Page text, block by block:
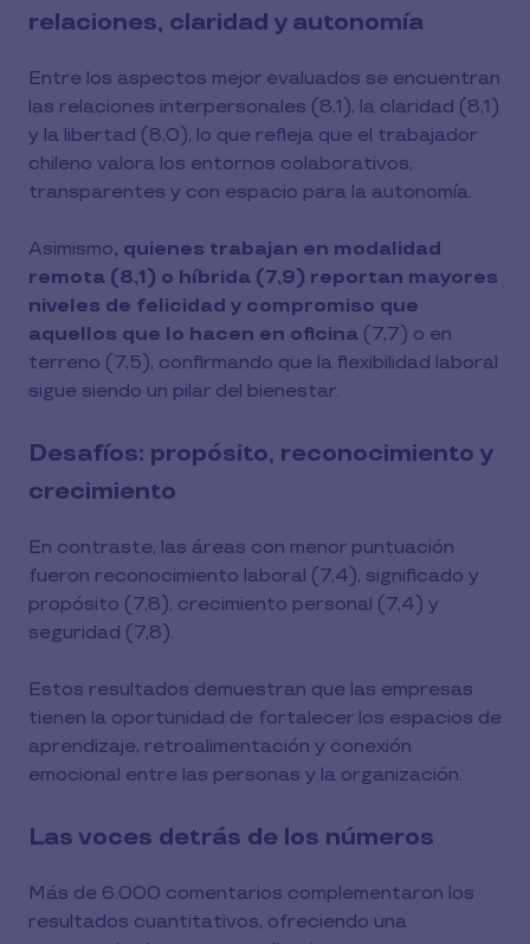
relaciones, claridad y autonomía
Entre los aspectos mejor evaluados se encuentran
las relaciones interpersonales (8,1), la claridad (8,1)
y la libertad (8,0), lo que refleja que el trabajador
chileno valora los entornos colaborativos,
transparentes y con espacio para la autonomía.
Asimismo, quienes trabajan en modalidad
remota (8,1) o híbrida (7,9) reportan mayores
niveles de felicidad y compromiso que
aquellos que lo hacen en oficina (7,7) o en
terreno (7,5), confirmando que la flexibilidad laboral
sigue siendo un pilar del bienestar.
Desafíos: propósito, reconocimiento y
crecimiento
En contraste, las áreas con menor puntuación
fueron reconocimiento laboral (7,4), significado y
propósito (7,8), crecimiento personal (7,4) y
seguridad (7,8).
Estos resultados demuestran que las empresas
tienen la oportunidad de fortalecer los espacios de
aprendizaje, retroalimentación y conexión
emocional entre las personas y la organización.
Las voces detrás de los números
Más de 6.000 comentarios complementaron los
resultados cuantitativos, ofreciendo una